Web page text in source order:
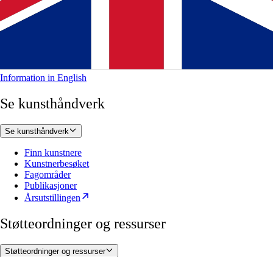
Information in English
Se kunsthåndverk
Se kunsthåndverk
Finn kunstnere
Kunstnerbesøket
Fagområder
Publikasjoner
Årsutstillingen
Støtteordninger og ressurser
Støtteordninger og ressurser